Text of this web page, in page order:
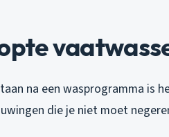
na een wasprogramma is
die je niet moet